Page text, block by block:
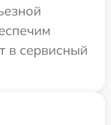
в сервисный